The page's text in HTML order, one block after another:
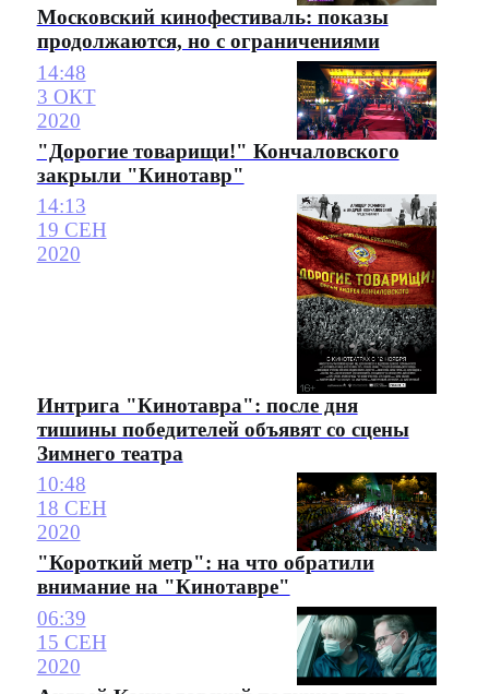
Московский кинофестиваль: показы
продолжаются, но с ограничениями
14:48
3 ОКТ
2020
"Дорогие товарищи!" Кончаловского
закрыли "Кинотавр"
14:13
19 СЕН
2020
Интрига "Кинотавра": после дня
тишины победителей объявят со сцены
Зимнего театра
10:48
18 СЕН
2020
"Короткий метр": на что обратили
внимание на "Кинотавре"
06:39
15 СЕН
2020